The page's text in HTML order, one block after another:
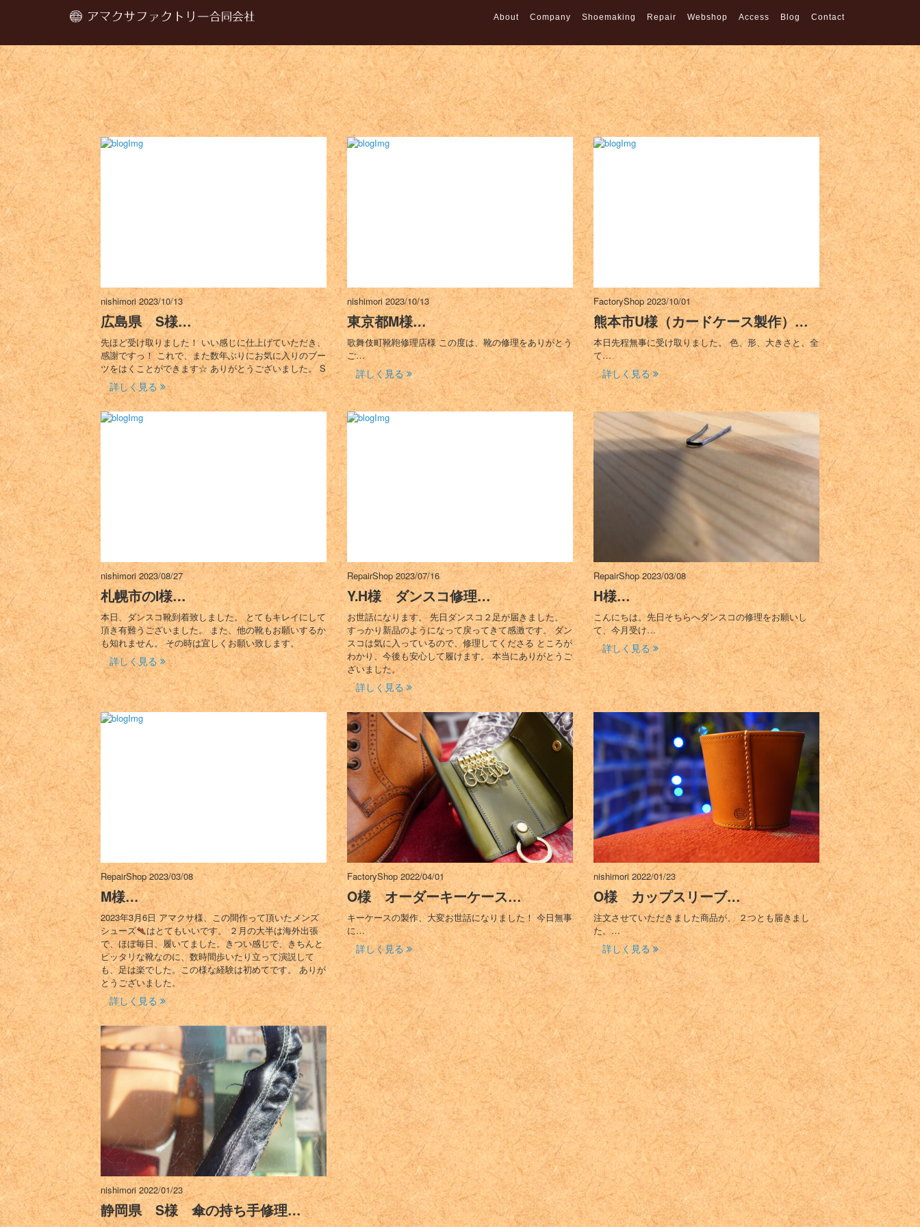
About Company Shoemaking Repair Webshop Access Blog Contact
nishimori2023/10/13
広島県 S様…
先ほど受け取りました！ いい感じに仕上げていただき、
感謝ですっ！ これで、また数年ぶりにお気に入りのブー
ツをはくことができます☆ ありがとうございました。 S
詳しく見る
nishimori2023/10/13
東京都M様…
歌舞伎町靴鞄修理店様 この度は、靴の修理をありがとう
ご…
詳しく見る
FactoryShop2023/10/01
熊本市U様（カードケース製作）…
本日先程無事に受け取りました。 色、形、大きさと、全
て…
詳しく見る
nishimori2023/08/27
札幌市のI様…
本日、ダンスコ靴到着致しました。 とてもキレイにして
頂き有難うございました。 また、他の靴もお願いするか
も知れません。 その時は宜しくお願い致します。
詳しく見る
RepairShop2023/07/16
Y.H様 ダンスコ修理…
お世話になります。 先日ダンスコ２足が届きました。
すっかり新品のようになって戻ってきて感激です。 ダン
スコは気に入っているので、修理してくださる ところが
わかり、今後も安心して履けます。 本当にありがとうご
ざいました。
詳しく見る
RepairShop2023/03/08
H様…
こんにちは。先日そちらへダンスコの修理をお願いし
て、今月受け…
詳しく見る
RepairShop2023/03/08
M様…
2023年3月6日 アマクサ様、この間作って頂いたメンズ
シューズ
はとてもいいです。 ２月の大半は海外出張
で、ほぼ毎日、履いてました。きつい感じで、きちんと
ピッタリな靴なのに、数時間歩いたり立って演説して
も、足は楽でした。この様な経験は初めてです。 ありが
とうございました。
詳しく見る
FactoryShop2022/04/01
O様 オーダーキーケース…
キーケースの製作、大変お世話になりました！ 今日無事
に…
詳しく見る
nishimori2022/01/23
O様 カップスリーブ…
注文させていただきました商品が、 ２つとも届きまし
た。…
詳しく見る
nishimori 2022/01/23
静岡県 S様 傘の持ち手修理…